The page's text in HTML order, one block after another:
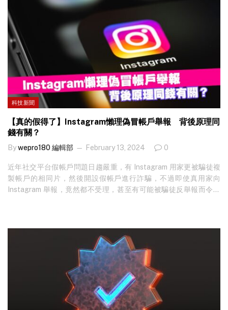
歐洲、亞洲等地，部分用戶更連續收到多封電郵。 不少 Instagram
用戶都收到重設密碼電郵，遍布世界各地，引起恐慌。 擾攘數天
後，網安公司 Malwarebytes 於 1…
科技新聞
【真的假得了】Instagram懶理偽冒帳戶舉報 背後原理同
錢有關？
Bywepro180 編輯部 February 13, 2024 0
近年社交平台假帳戶問題日趨嚴重，有 Instagram 用家更被騙徒複
製帳戶的相同片，然後開設假帳戶進行詐騙，不過即使真用家向
Instagram 舉報，竟然都不受理，甚至有可能被騙徒反舉報而令帳
隱設定，相信每日都有可能會收到添加朋友或關注請求，只要稍為
查閱對方的帳戶內容，多數會發現內容千篇一律，大多是在張貼個
人日常生活照之餘，再加插一些名牌錶、袋或豪華酒店套房的相，
不過，到底這個人是否實際存在或真是使用這個姓名？相信大家都
心裡有數。實際上，不少騙徒都會盜用其他人在社交平台發布的相
及影片，然後開設假帳戶以假身分進行詐騙，出來的感覺會較真
實，不用擔心 AI 生成出有瑕疵的相片，而且只要真用家經常發表新